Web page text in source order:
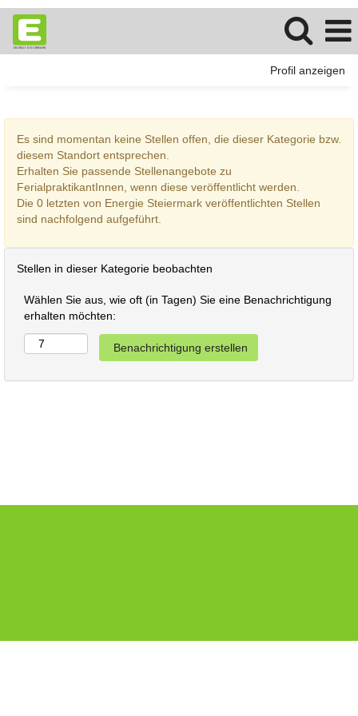
Profil anzeigen
Es sind momentan keine Stellen offen, die dieser Kategorie bzw.
diesem Standort entsprechen.
Erhalten Sie passende Stellenangebote zu
FerialpraktikantInnen, wenn diese veröffentlicht werden.
Die 0 letzten von Energie Steiermark veröffentlichten Stellen
sind nachfolgend aufgeführt.
Stellen in dieser Kategorie beobachten
Wählen Sie aus, wie oft (in Tagen) Sie eine Benachrichtigung
erhalten möchten: